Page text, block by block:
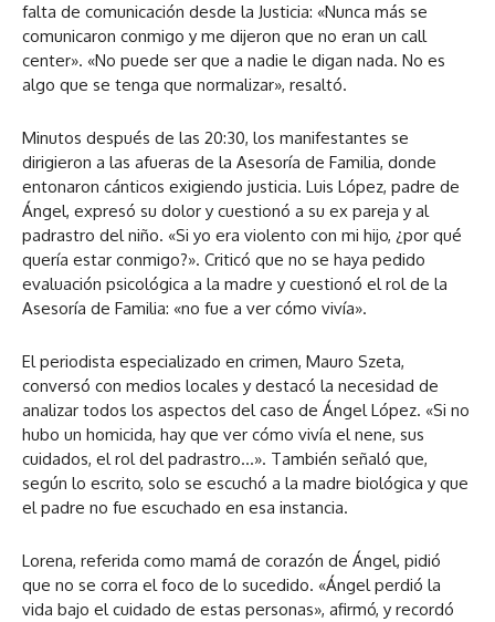
falta de comunicación desde la Justicia: «Nunca más se
comunicaron conmigo y me dijeron que no eran un call
center». «No puede ser que a nadie le digan nada. No es
algo que se tenga que normalizar», resaltó.
Minutos después de las 20:30, los manifestantes se
dirigieron a las afueras de la Asesoría de Familia, donde
entonaron cánticos exigiendo justicia. Luis López, padre de
Ángel, expresó su dolor y cuestionó a su ex pareja y al
padrastro del niño. «Si yo era violento con mi hijo, ¿por qué
quería estar conmigo?». Criticó que no se haya pedido
evaluación psicológica a la madre y cuestionó el rol de la
Asesoría de Familia: «no fue a ver cómo vivía».
El periodista especializado en crimen, Mauro Szeta,
conversó con medios locales y destacó la necesidad de
analizar todos los aspectos del caso de Ángel López. «Si no
hubo un homicida, hay que ver cómo vivía el nene, sus
cuidados, el rol del padrastro…». También señaló que,
según lo escrito, solo se escuchó a la madre biológica y que
el padre no fue escuchado en esa instancia.
Lorena, referida como mamá de corazón de Ángel, pidió
que no se corra el foco de lo sucedido. «Ángel perdió la
vida bajo el cuidado de estas personas», afirmó, y recordó